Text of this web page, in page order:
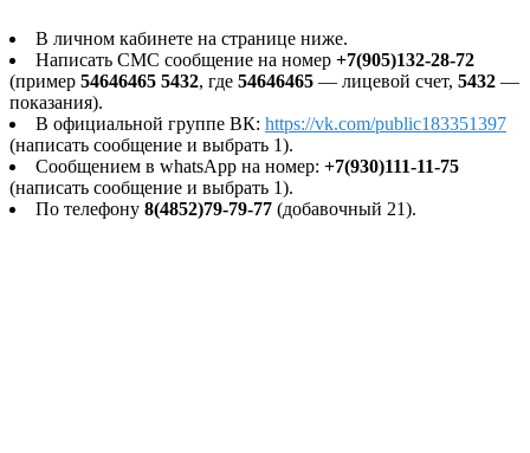
В личном кабинете на странице ниже.
Написать СМС сообщение на номер +7(905)132-28-72
(пример 54646465 5432, где 54646465 — лицевой счет, 5432 —
показания).
В официальной группе ВК: https://vk.com/public183351397
(написать сообщение и выбрать 1).
Сообщением в whatsApp на номер: +7(930)111-11-75
(написать сообщение и выбрать 1).
По телефону 8(4852)79-79-77 (добавочный 21).